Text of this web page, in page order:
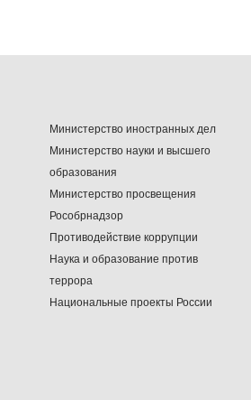
Министерство иностранных дел
Министерство науки и высшего
образования
Министерство просвещения
Рособрнадзор
Противодействие коррупции
Наука и образование против
террора
Национальные проекты России